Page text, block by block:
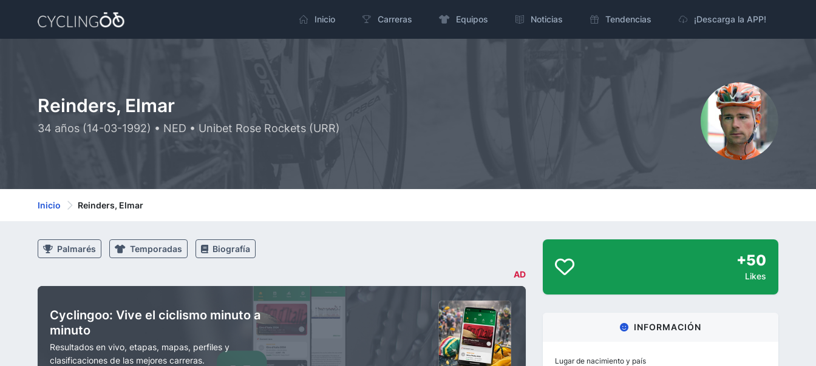
Inicio Carreras Equipos Noticias Tendencias ¡Descarga la APP!
Reinders, Elmar
34 años (14-03-1992) • NED • Unibet Rose Rockets (URR)
Inicio Reinders, Elmar
Palmarés Temporadas Biografía
AD
Cyclingoo: Vive el ciclismo minuto a
minuto
Resultados en vivo, etapas, mapas, perfiles y
clasificaciones de las mejores carreras.
+50
Likes
INFORMACIÓN
Lugar de nacimiento y país